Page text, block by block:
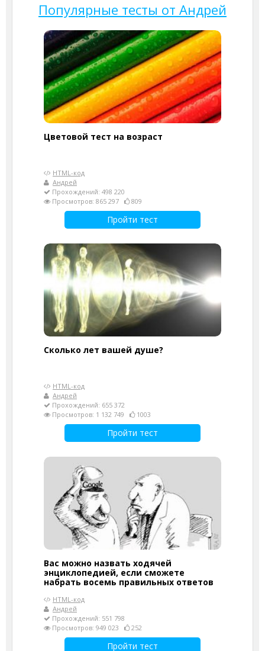
Популярные тесты от Андрей
Цветовой тест на возраст
HTML-код
Андрей
Прохождений: 498 220
Просмотров: 865 297
809
Пройти тест
Cколько лет вашей душе?
HTML-код
Андрей
Прохождений: 655 372
Просмотров: 1 132 749
1003
Пройти тест
Вас можно назвать ходячей
энциклопедией, если сможете
набрать восемь правильных ответов
HTML-код
Андрей
Прохождений: 551 798
Просмотров: 949 023
252
Пройти тест